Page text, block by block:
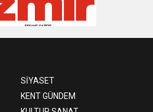
SİYASET
KENT GÜNDEM